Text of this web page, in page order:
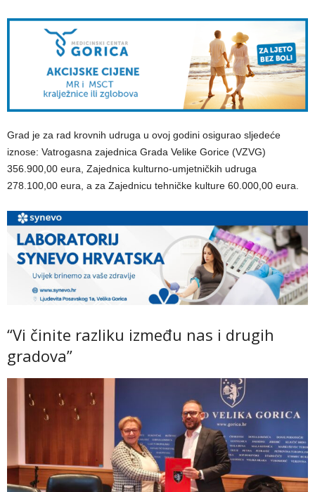
Grad je za rad krovnih udruga u ovoj godini osigurao sljedeće
iznose: Vatrogasna zajednica Grada Velike Gorice (VZVG)
356.900,00 eura, Zajednica kulturno-umjetničkih udruga
278.100,00 eura, a za Zajednicu tehničke kulture 60.000,00 eura.
“Vi činite razliku između nas i drugih
gradova”